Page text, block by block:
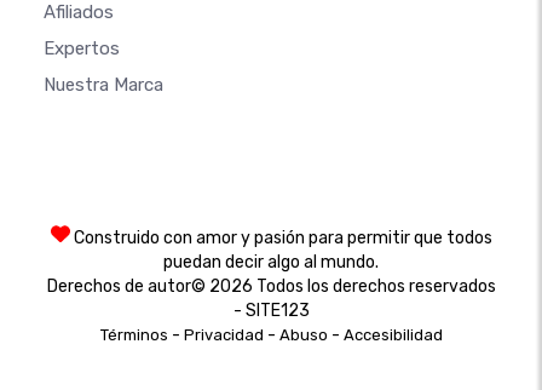
Afiliados
Expertos
Nuestra Marca
Construido con amor y pasión para permitir que todos
puedan decir algo al mundo.
Derechos de autor© 2026 Todos los derechos reservados
- SITE123
Términos - Privacidad - Abuso - Accesibilidad